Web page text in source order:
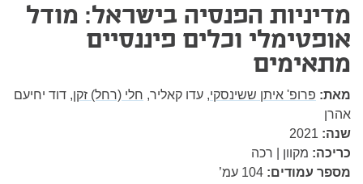
מדיניות הפנסיה בישראל: מודל
אופטימלי וכלים פיננסיים
מתאימים
מאת: פרופ' איתן ששינסקי, עדו קאליר, חלי (רחל) זקן, דוד יחיעם
אהרן
שנה: 2021
כריכה: מקוון | רכה
מספר עמודים: 104 עמ’